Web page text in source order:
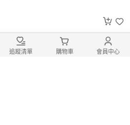
95折
【NEW BALANCE】New Balanc
追蹤清單 購物車 會員中心